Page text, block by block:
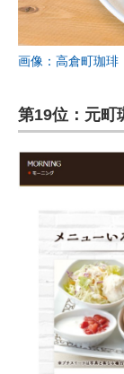
画像：高倉町珈琲
第19位：元町